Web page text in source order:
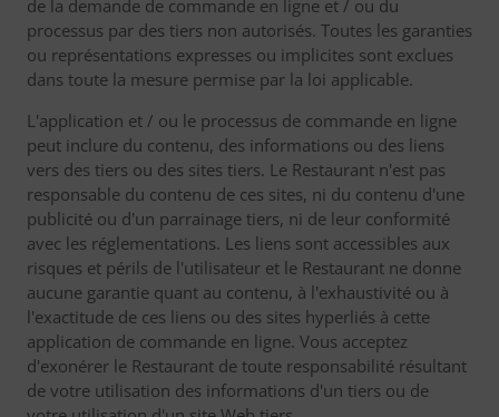
de la demande de commande en ligne et / ou du
processus par des tiers non autorisés. Toutes les garanties
ou représentations expresses ou implicites sont exclues
dans toute la mesure permise par la loi applicable.
L'application et / ou le processus de commande en ligne
peut inclure du contenu, des informations ou des liens
vers des tiers ou des sites tiers. Le Restaurant n'est pas
responsable du contenu de ces sites, ni du contenu d'une
publicité ou d'un parrainage tiers, ni de leur conformité
avec les réglementations. Les liens sont accessibles aux
risques et périls de l'utilisateur et le Restaurant ne donne
aucune garantie quant au contenu, à l'exhaustivité ou à
l'exactitude de ces liens ou des sites hyperliés à cette
application de commande en ligne. Vous acceptez
d'exonérer le Restaurant de toute responsabilité résultant
de votre utilisation des informations d'un tiers ou de